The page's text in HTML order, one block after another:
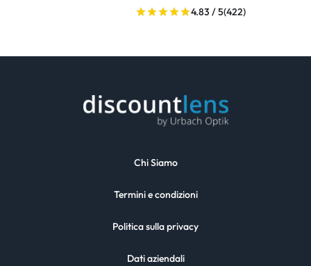
4.83 / 5(422)
Chi Siamo
Termini e condizioni
Politica sulla privacy
Dati aziendali